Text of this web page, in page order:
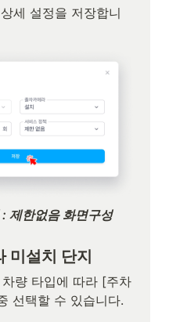
세 설정을 저장합니
제한없음 화면구성
미설치 단지
량 타입에 따라 [주차
선택할 수 있습니다.